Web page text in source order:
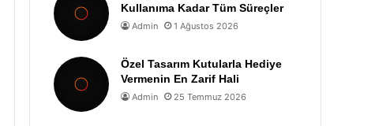
Kullanıma Kadar Tüm Süreçler
Admin 1 Ağustos 2026
Özel Tasarım Kutularla Hediye
Vermenin En Zarif Hali
Admin 25 Temmuz 2026